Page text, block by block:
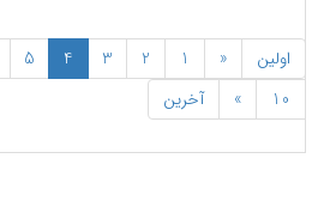
اولین «
1
2
3
4
5
10
» آخرین